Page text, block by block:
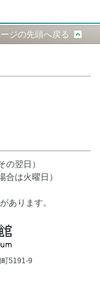
ジの先頭へ戻る
翌日）
は火曜日）
あります。
5191-9